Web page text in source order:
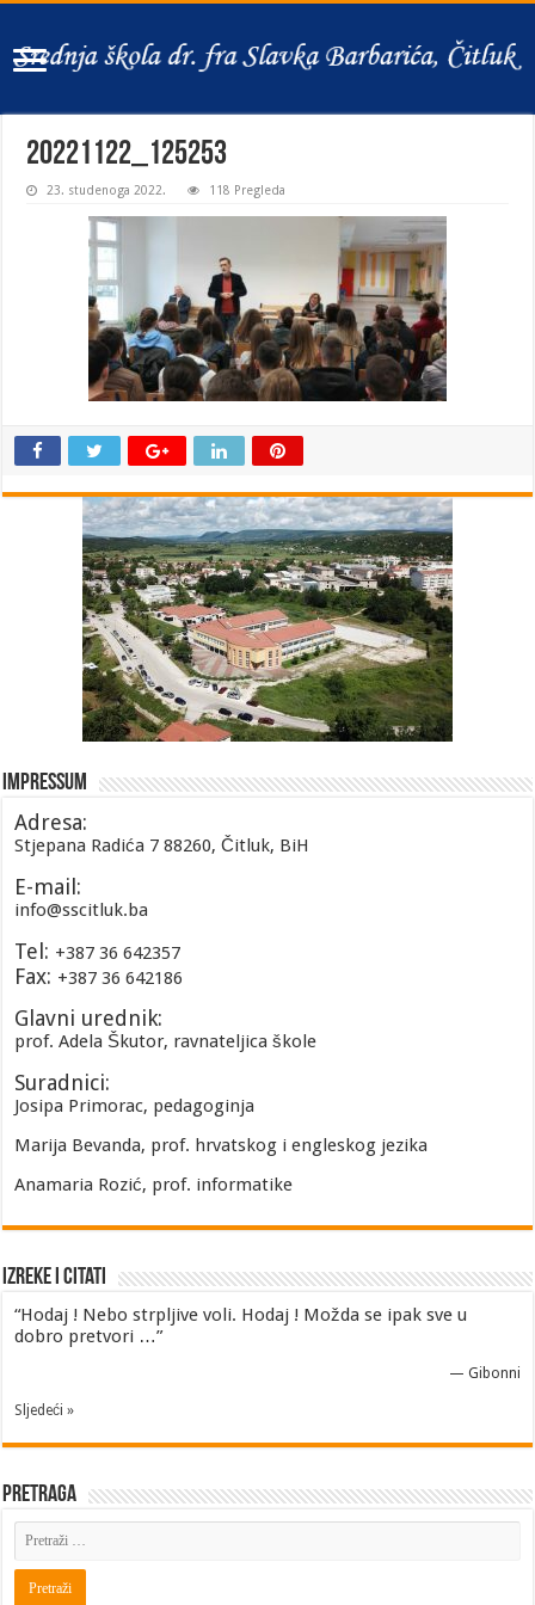
20221122_125253
23. studenoga 2022. 118 Pregleda
Impressum
Adresa:
Stjepana Radića 7 88260, Čitluk, BiH
E-mail:
info@sscitluk.ba
Tel: +387 36 642357
Fax: +387 36 642186
Glavni urednik:
prof. Adela Škutor, ravnateljica škole
Suradnici:
Josipa Primorac, pedagoginja
Marija Bevanda, prof. hrvatskog i engleskog jezika
Anamaria Rozić, prof. informatike
Izreke i Citati
“Hodaj ! Nebo strpljive voli. Hodaj ! Možda se ipak sve u
dobro pretvori …”
— Gibonni
Sljedeći »
Pretraga